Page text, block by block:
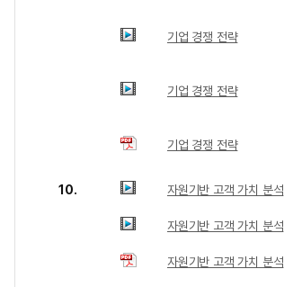
기업 경쟁 전략
기업 경쟁 전략
기업 경쟁 전략
10. 자원기반 고객 가치 분석
자원기반 고객 가치 분석
자원기반 고객 가치 분석